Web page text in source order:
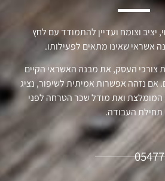
יציב וצומח ועדיין להתמודד עם לחץ
אשראי שאינו מתאים לפעילותו.
צורכי העסק, את מבנה האשראי הקיים
אם נזהה אפשרות אמיתית לשיפור, נציג
ואת מודל שכר הטרחה לפני
תחילת העבודה.